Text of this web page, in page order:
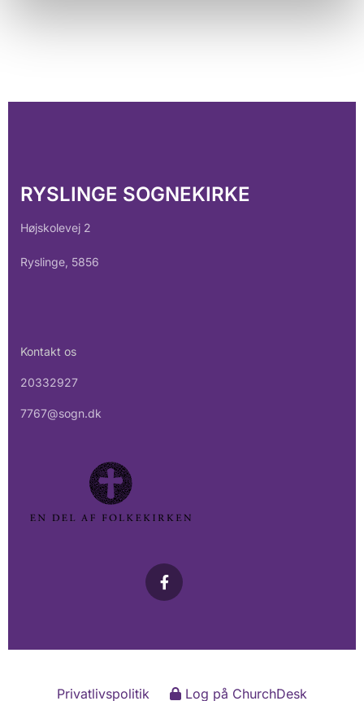
RYSLINGE SOGNEKIRKE
Højskolevej 2
Ryslinge, 5856
Kontakt os
20332927
7767@sogn.dk
Privatlivspolitik Log på ChurchDesk